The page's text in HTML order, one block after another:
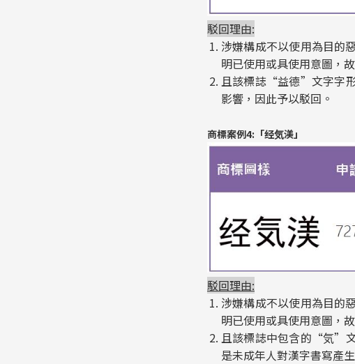
駁回理由:
涉嫌構成不以使用為目的
明已使用或具使用意圖，
且該標誌“益德”文字字
影響，因此予以駁回。
商標案例4:「经気渼」
駁回理由:
涉嫌構成不以使用為目的
明已使用或具使用意圖，
且該標誌中包含的“気”
是未成年人對漢字書寫產